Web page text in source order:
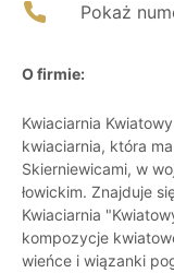
Pokaż
O firmie:
Kwiaciarnia
kwiaciarnia, która
Skierniewicami, w
łowickim. Znajduje
Kwiaciarnia
kompozycje
wieńce i wiązanki